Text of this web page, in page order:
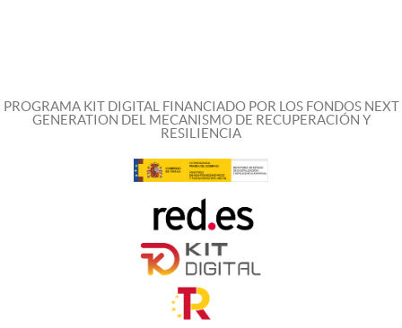
PROGRAMA KIT DIGITAL FINANCIADO POR LOS FONDOS NEXT
GENERATION DEL MECANISMO DE RECUPERACIÓN Y
RESILIENCIA